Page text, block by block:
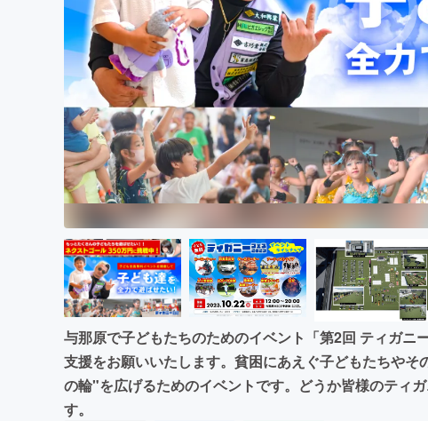
まちづくり・地域活性化
与那原で子どもたちのためのイベント「第2回 ティガニ
支援をお願いいたします。貧困にあえぐ子どもたちや
の輪"を広げるためのイベントです。どうか皆様のティ
す。